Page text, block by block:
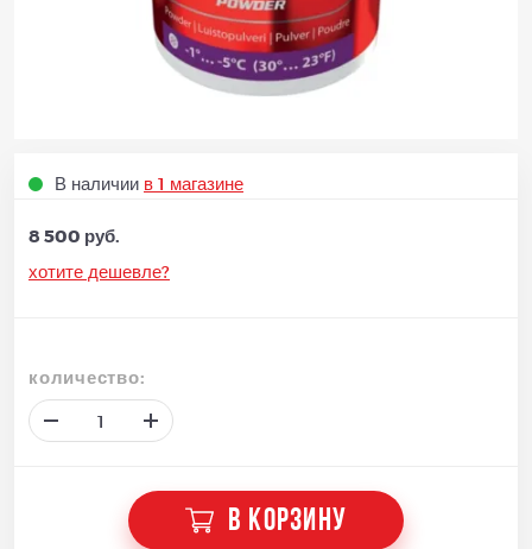
В наличии в 1 магазине
8 500 руб.
хотите дешевле?
количество:
В КОРЗИНУ